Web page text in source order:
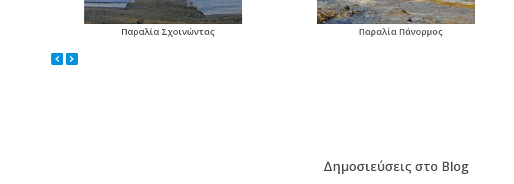
Παραλία Σχοινώντας Παραλία Πάνορμος
Δημοσιεύσεις στο Blog